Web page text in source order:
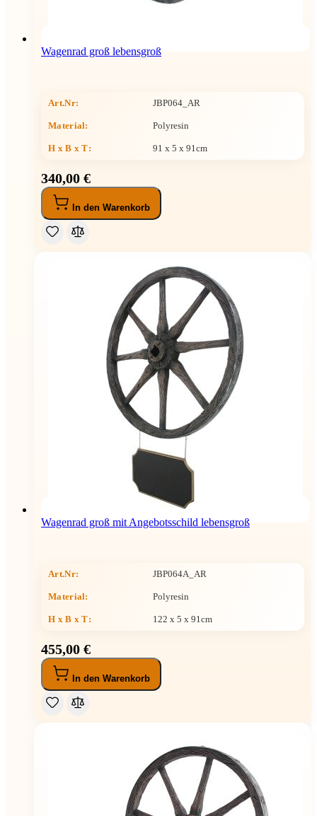
Wagenrad groß lebensgroß
Art.Nr: JBP064_AR
Material: Polyresin
H x B x T: 91 x 5 x 91cm
340,00 €
In den Warenkorb
Wagenrad groß mit Angebotsschild lebensgroß
Art.Nr: JBP064A_AR
Material: Polyresin
H x B x T: 122 x 5 x 91cm
455,00 €
In den Warenkorb